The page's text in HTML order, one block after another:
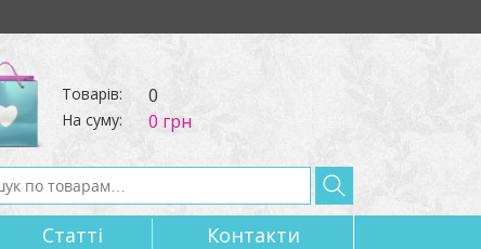
Товарів: 0
На суму: 0 грн
Статтi Контакти